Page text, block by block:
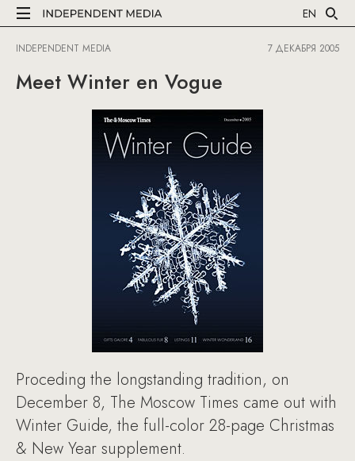
EN
INDEPENDENT MEDIA 7 ДЕКАБРЯ 2005
Meet Winter en Vogue
Proceding the longstanding tradition, on
December 8, The Moscow Times came out with
Winter Guide, the full-color 28-page Christmas
& New Year supplement.